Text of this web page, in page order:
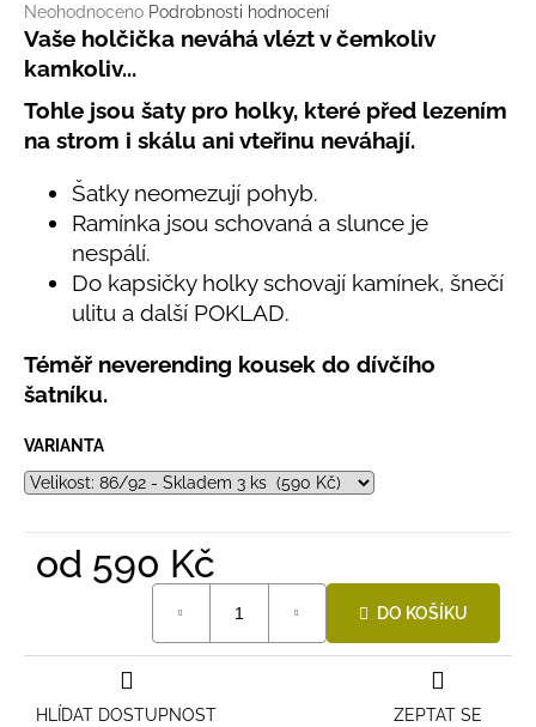
Průměrné
hodnocení
produktu
je
0,0
z
5
Neohodnoceno Podrobnosti hodnocení
Vaše holčička neváhá vlézt v čemkoliv
kamkoliv...
Tohle jsou šaty pro holky, které před lezením
na strom i skálu ani vteřinu neváhají.
Šatky neomezují pohyb.
Ramínka jsou schovaná a slunce je
nespálí.
Do kapsičky holky schovají kamínek, šnečí
ulitu a další POKLAD.
Téměř neverending kousek do dívčího
šatníku.
VARIANTA
od 590 Kč
DO KOŠÍKU
ZEPTAT SE
HLÍDAT DOSTUPNOST
p
o
r
u
č
u
LETNÍ
S
OUŠKY
UV
BÍLÝ
395
Kč